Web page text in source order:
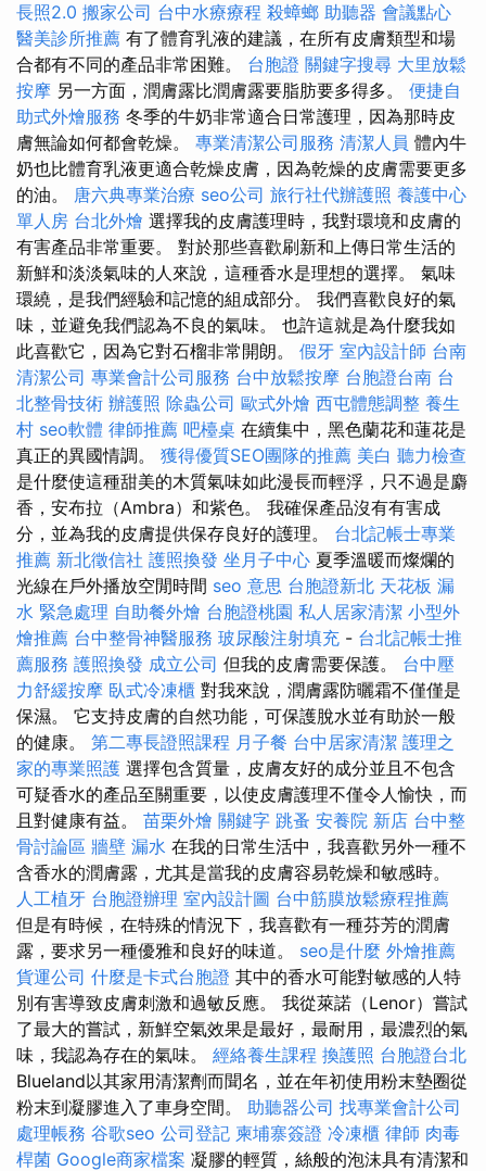
長照2.0 搬家公司 台中水療療程 殺蟑螂 助聽器 會議點心
醫美診所推薦 有了體育乳液的建議，在所有皮膚類型和場
合都有不同的產品非常困難。 台胞證 關鍵字搜尋 大里放鬆
按摩 另一方面，潤膚露比潤膚露要脂肪要多得多。 便捷自
助式外燴服務 冬季的牛奶非常適合日常護理，因為那時皮
膚無論如何都會乾燥。 專業清潔公司服務 清潔人員 體內牛
奶也比體育乳液更適合乾燥皮膚，因為乾燥的皮膚需要更多
的油。 唐六典專業治療 seo公司 旅行社代辦護照 養護中心
單人房 台北外燴 選擇我的皮膚護理時，我對環境和皮膚的
有害產品非常重要。 對於那些喜歡刷新和上傳日常生活的
新鮮和淡淡氣味的人來說，這種香水是理想的選擇。 氣味
環繞，是我們經驗和記憶的組成部分。 我們喜歡良好的氣
味，並避免我們認為不良的氣味。 也許這就是為什麼我如
此喜歡它，因為它對石榴非常開朗。 假牙 室內設計師 台南
清潔公司 專業會計公司服務 台中放鬆按摩 台胞證台南 台
北整骨技術 辦護照 除蟲公司 歐式外燴 西屯體態調整 養生
村 seo軟體 律師推薦 吧檯桌 在續集中，黑色蘭花和蓮花是
真正的異國情調。 獲得優質SEO團隊的推薦 美白 聽力檢查
是什麼使這種甜美的木質氣味如此漫長而輕浮，只不過是麝
香，安布拉（Ambra）和紫色。 我確保產品沒有有害成
分，並為我的皮膚提供保存良好的護理。 台北記帳士專業
推薦 新北徵信社 護照換發 坐月子中心 夏季溫暖而燦爛的
光線在戶外播放空閒時間 seo 意思 台胞證新北 天花板 漏
水 緊急處理 自助餐外燴 台胞證桃園 私人居家清潔 小型外
燴推薦 台中整骨神醫服務 玻尿酸注射填充 - 台北記帳士推
薦服務 護照換發 成立公司 但我的皮膚需要保護。 台中壓
力舒緩按摩 臥式冷凍櫃 對我來說，潤膚露防曬霜不僅僅是
保濕。 它支持皮膚的自然功能，可保護脫水並有助於一般
的健康。 第二專長證照課程 月子餐 台中居家清潔 護理之
家的專業照護 選擇包含質量，皮膚友好的成分並且不包含
可疑香水的產品至關重要，以使皮膚護理不僅令人愉快，而
且對健康有益。 苗栗外燴 關鍵字 跳蚤 安養院 新店 台中整
骨討論區 牆壁 漏水 在我的日常生活中，我喜歡另外一種不
含香水的潤膚露，尤其是當我的皮膚容易乾燥和敏感時。
人工植牙 台胞證辦理 室內設計圖 台中筋膜放鬆療程推薦
但是有時候，在特殊的情況下，我喜歡有一種芬芳的潤膚
露，要求另一種優雅和良好的味道。 seo是什麼 外燴推薦
貨運公司 什麼是卡式台胞證 其中的香水可能對敏感的人特
別有害導致皮膚刺激和過敏反應。 我從萊諾（Lenor）嘗試
了最大的嘗試，新鮮空氣效果是最好，最耐用，最濃烈的氣
味，我認為存在的氣味。 經絡養生課程 換護照 台胞證台北
Blueland以其家用清潔劑而聞名，並在年初使用粉末墊圈從
粉末到凝膠進入了車身空間。 助聽器公司 找專業會計公司
處理帳務 谷歌seo 公司登記 柬埔寨簽證 冷凍櫃 律師 肉毒
桿菌 Google商家檔案 凝膠的輕質，絲般的泡沫具有清潔和